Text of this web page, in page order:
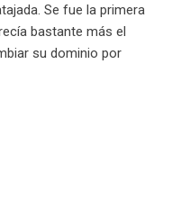
Se fue la primera
bastante más el
su dominio por